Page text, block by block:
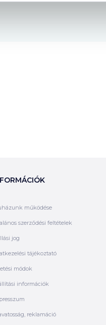
működése
szerződési feltételek
jog
tájékoztató
módok
információk
reklamáció